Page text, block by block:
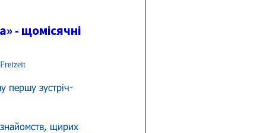
- щомісячні
першу зустріч-
щирих